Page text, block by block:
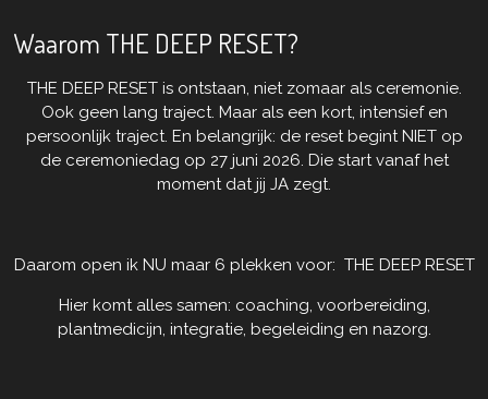
Waarom THE DEEP RESET?
THE DEEP RESET is ontstaan, niet zomaar als ceremonie.
Ook geen lang traject. Maar als een kort, intensief en
persoonlijk traject. En belangrijk: de reset begint NIET op
de ceremoniedag op 27 juni 2026. Die start vanaf het
moment dat jij JA zegt.
Daarom open ik NU maar 6 plekken voor: THE DEEP RESET
Hier komt alles samen: coaching, voorbereiding,
plantmedicijn, integratie, begeleiding en nazorg.